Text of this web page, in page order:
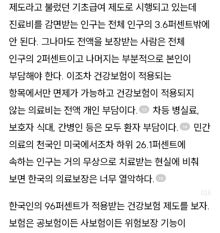
제도라고 불렀던 기초급여 제도로 시행되고 있는데
진료비를 감면받는 인구는 전체 인구의 3.6퍼센트밖에
안 된다. 그나마도 전액을 보장받는 사람은 전체
인구의 2퍼센트이고 나머지는 부분적으로 본인이
부담해야 한다. 이조차 건강보험이 적용되는
항목에서만 면제가 가능하고 건강보험이 적용되지
않는 의료비는 전액 개인 부담이다.
13
차등 병실료,
보호자 식대, 간병인 등은 모두 환자 부담이다.
14
민간
의료의 천국인 미국에서조차 하위 26.1퍼센트에
속하는 인구는 거의 무상으로 치료받는 현실에 비춰
보면 한국의 의료보장은 너무 열악하다.
15
한국인의 96퍼센트가 적용받는 건강보험 제도를 보자.
보험은 공보험이든 사보험이든 위험보장 기능이